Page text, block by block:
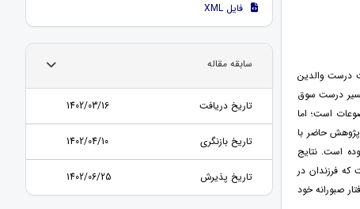
درست والدین
مسیر درست سوق
است؛ اما
پژوهش حاضر با
است. نتایج
فرزندان در
صبورانه خود
فایل XML
سابقه مقاله
تاریخ دریافت 1402/03/16
تاریخ بازنگری 1402/04/10
تاریخ پذیرش 1402/06/25